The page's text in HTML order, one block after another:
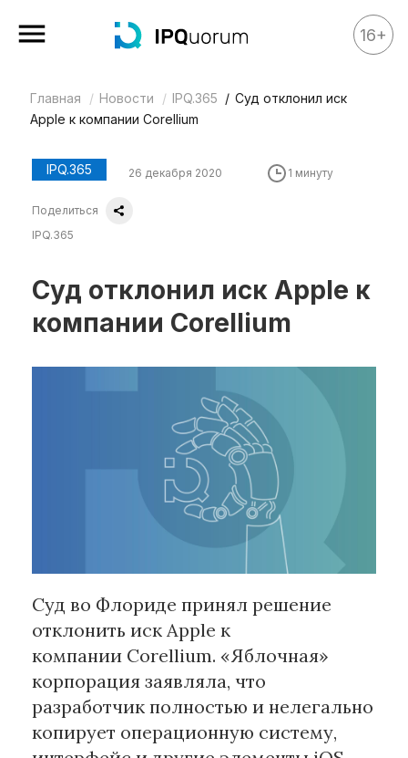
Все материалы
Аналитика
Legal review
События
IP Stories
Квиз
О нас
Интеллектуальная собственность
и креативные индустрии
Искусство
Дизайн и мода
Реклама и маркетинг
Архитектура и урбанистика
Медиа
Образование
Издательское дело
16+
Главная Новости IPQ.365
Суд отклонил иск
Apple к компании Corellium
IPQ.365 26 декабря 2020 1 минуту
Поделиться
IPQ.365
Суд отклонил иск Apple к
компании Corellium
Суд во Флориде принял решение
отклонить иск Apple к
компании Corellium. «Яблочная»
корпорация заявляла, что
разработчик полностью и нелегально
копирует операционную систему,